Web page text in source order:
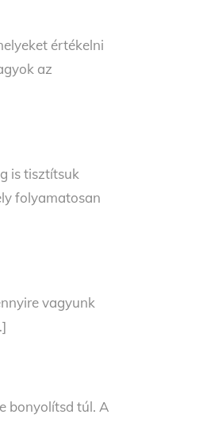
értékelni
az
is tisztítsuk
folyamatosan
vagyunk
bonyolítsd túl. A